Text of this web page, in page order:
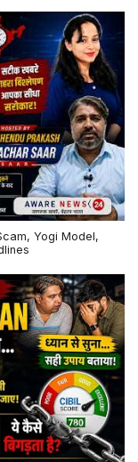
Yogi Model,